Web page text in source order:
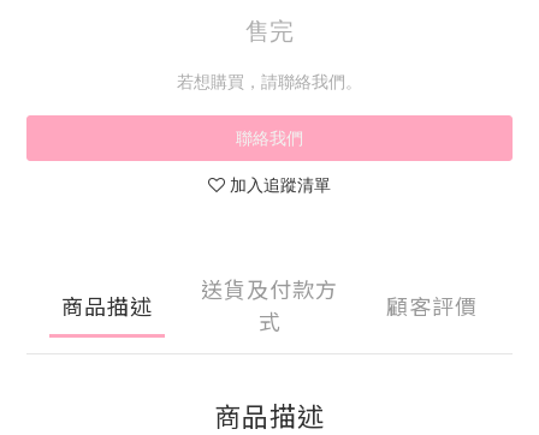
售完
若想購買，請聯絡我們。
聯絡我們
加入追蹤清單
商品描述
送貨及付款方
式
顧客評價
商品描述